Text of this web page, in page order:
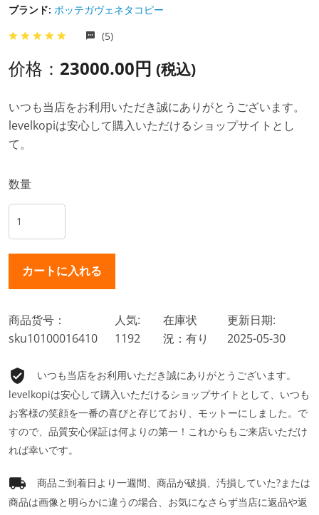
ブランド: ボッテガヴェネタコピー
(5)
价格： 23000.00円 (税込)
いつも当店をお利用いただき誠にありがとうございます。
levelkopiは安心して購入いただけるショップサイトとし
て。
数量
商品货号：
sku10100016410
人気:
1192
在庫状
況：有り
更新日期:
2025-05-30
いつも当店をお利用いただき誠にありがとうございます。
levelkopiは安心して購入いただけるショップサイトとして、いつも
お客様の笑顔を一番の喜びと存じており、モットーにしました。で
すので、品質安心保証は何よりの第一！これからもご来店いただけ
れば幸いです。
商品ご到着日より一週間、商品が破損、汚損していた?または
商品は画像と明らかに違うの場合、お気になさらず当店に返品や返